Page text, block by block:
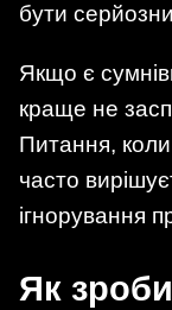
бути
Якщо є
краще не
Питання,
часто
ігнорування
Як